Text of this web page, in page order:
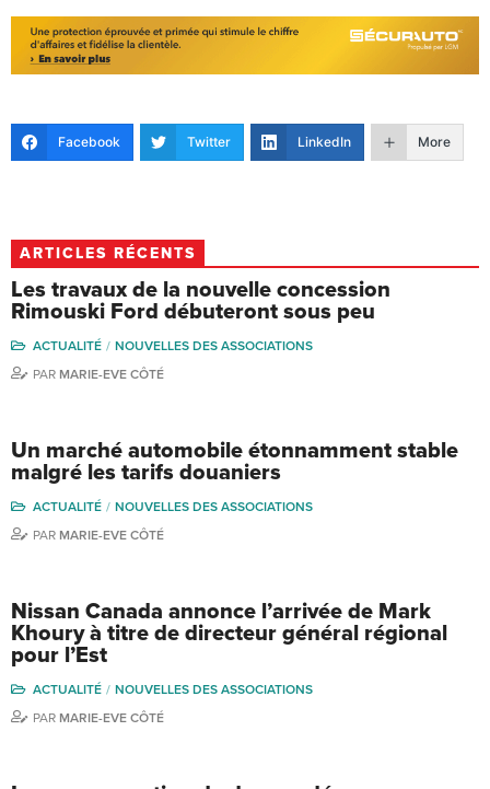
Facebook Twitter LinkedIn More
ARTICLES RÉCENTS
Les travaux de la nouvelle concession
Rimouski Ford débuteront sous peu
ACTUALITÉ
NOUVELLES DES ASSOCIATIONS
PAR MARIE-EVE CÔTÉ
Un marché automobile étonnamment stable
malgré les tarifs douaniers
ACTUALITÉ
NOUVELLES DES ASSOCIATIONS
PAR MARIE-EVE CÔTÉ
Nissan Canada annonce l’arrivée de Mark
Khoury à titre de directeur général régional
pour l’Est
ACTUALITÉ
NOUVELLES DES ASSOCIATIONS
PAR MARIE-EVE CÔTÉ